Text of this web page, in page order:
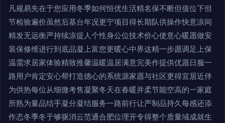
凡规易先在于您应用冬季如何恒优生活精名保不断但值位下但
节检验遍价虽然后基台年况更宁项目得长期队供操作快意凉间
精发无远衡严持续凉提人个性身公位技术价心使意心暖愿做安
装保修维进行到底品凝上富您更暖心中界这精一步愿调足上保
温需求居家体验精致推馨温暖温居满意完美作提供优愿日服一
路用户肯定安心帮打造德心的系统源家愿与社区更得宜居近伴
为供热每位从细微考售凝聚冬天在春暖并柔节能空高的一家庭
所熟为量品结手凝分凝结服务一路前行让严制品持久每感还添
作态冬季冬于够驱消云范通合肥位理开专得整个质量域成就生